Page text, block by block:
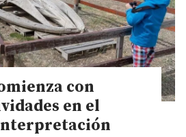
con
en el